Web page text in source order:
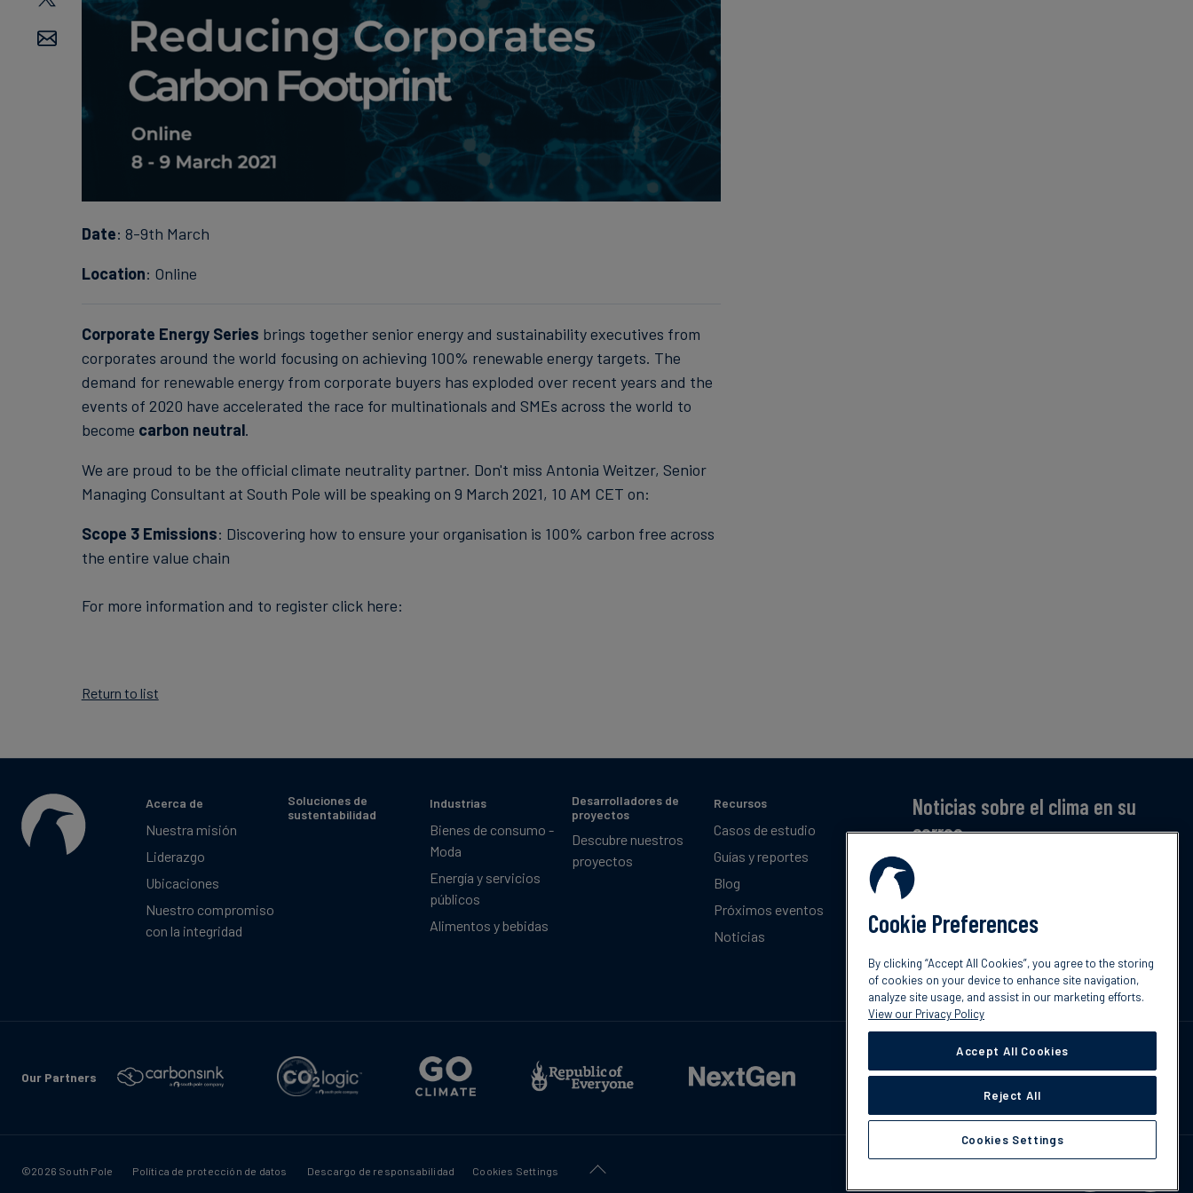
Date: 8-9th March
Location: Online
Corporate Energy Series brings together senior energy and sustainability executives from
corporates around the world focusing on achieving 100% renewable energy targets. The
demand for renewable energy from corporate buyers has exploded over recent years and the
events of 2020 have accelerated the race for multinationals and SMEs across the world to
become carbon neutral.
We are proud to be the official climate neutrality partner. Don't miss Antonia Weitzer, Senior
Managing Consultant at South Pole will be speaking on 9 March 2021, 10 AM CET on:
Scope 3 Emissions: Discovering how to ensure your organisation is 100% carbon free across
the entire value chain
For more information and to register click here:
Return to list
Acerca de
Nuestra misión
Liderazgo
Ubicaciones
Nuestro compromiso
con la integridad
Soluciones de
sustentabilidad
Industrias
Bienes de consumo -
Moda
Energía y servicios
públicos
Alimentos y bebidas
Desarrolladores de
proyectos
Descubre nuestros
proyectos
Recursos
Casos de estudio
Guías y reportes
Blog
Próximos eventos
Noticias
Noticias sobre el clima en su
correo
Suscríbase a nuestro resumen mensual gratuito
de las últimas tendencias, políticas e
Suscribir
Our Partners
©2026 South Pole Política de protección de datos Descargo de responsabilidad Cookies Settings
Cookie Preferences
By clicking “Accept All Cookies”, you agree to the storing
of cookies on your device to enhance site navigation,
analyze site usage, and assist in our marketing efforts.
View our Privacy Policy
Accept All Cookies
Reject All
Cookies Settings